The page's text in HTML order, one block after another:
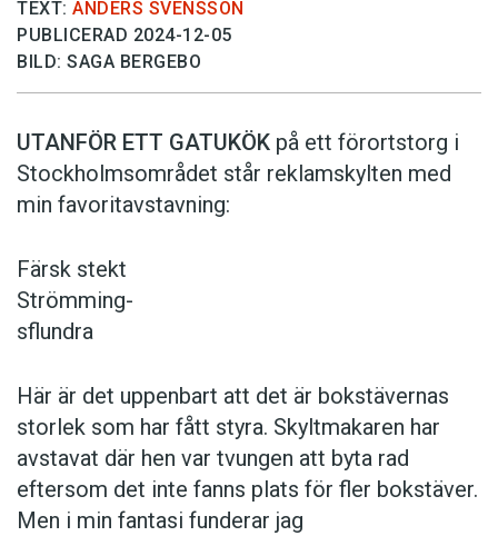
TEXT: ANDERS SVENSSON
PUBLICERAD 2024-12-05
BILD: SAGA BERGEBO
UTANFÖR ETT GATUKÖK på ett förortstorg i
Stockholmsområdet står reklamskylten med
min favoritavstavning:
Färsk stekt
Strömming-
sflundra
Här är det uppenbart att det är bokstävernas
storlek som har fått styra. Skyltmakaren har
avstavat där hen var tvungen att byta rad
eftersom det inte fanns plats för fler bokstäver.
Men i min fantasi funderar jag